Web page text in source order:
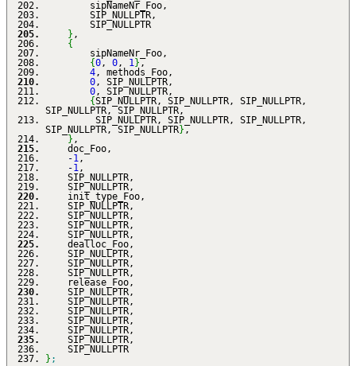
sipNameNr_Foo,
SIP_NULLPTR,
SIP_NULLPTR
} ,
{
sipNameNr_Foo,
{0, 0, 1} ,
4, methods_Foo,
0, SIP_NULLPTR,
0, SIP_NULLPTR,
{SIP_NULLPTR, SIP_NULLPTR, SIP_NULLPTR,
SIP_NULLPTR, SIP_NULLPTR,
SIP_NULLPTR, SIP_NULLPTR, SIP_NULLPTR,
SIP_NULLPTR, SIP_NULLPTR} ,
} ,
doc_Foo,
-1,
-1,
SIP_NULLPTR,
SIP_NULLPTR,
init_type_Foo,
SIP_NULLPTR,
SIP_NULLPTR,
SIP_NULLPTR,
SIP_NULLPTR,
dealloc_Foo,
SIP_NULLPTR,
SIP_NULLPTR,
SIP_NULLPTR,
release_Foo,
SIP_NULLPTR,
SIP_NULLPTR,
SIP_NULLPTR,
SIP_NULLPTR,
SIP_NULLPTR,
SIP_NULLPTR,
SIP_NULLPTR
} ;